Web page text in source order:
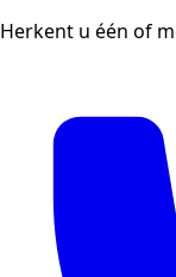
Herkent u één of